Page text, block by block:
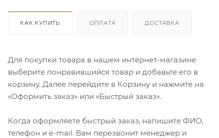
КАК КУПИТЬ ОПЛАТА ДОСТАВКА
Для покупки товара в нашем интернет-магазине
выберите понравившийся товар и добавьте его в
корзину. Далее перейдите в Корзину и нажмите на
«Оформить заказ» или «Быстрый заказ».
Когда оформляете быстрый заказ, напишите ФИО,
телефон и e-mail. Вам перезвонит менеджер и